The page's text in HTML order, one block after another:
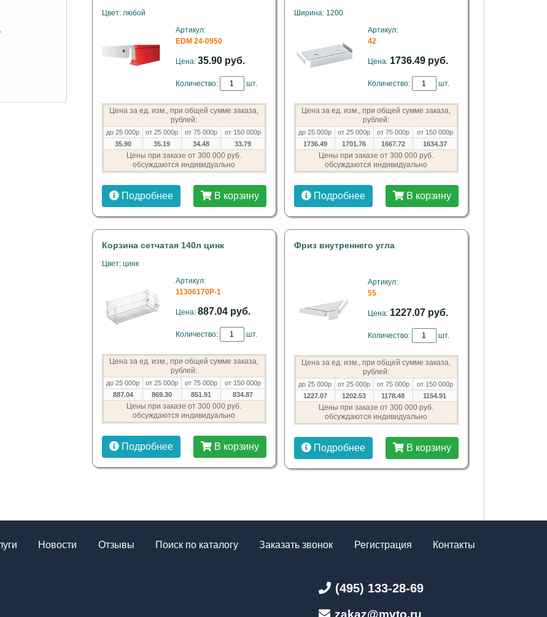
Цвет: любой
Артикул:
EDM 24-0950
Цена: 35.90 руб.
Количество: шт.
Цена за ед. изм., при общей сумме заказа,
рублей:
до 25 000р от 25 000р от 75 000р
от 150 000р
35.90
35.19 34.48 33.79
Цены при заказе от 300 000 руб.
обсуждаются индивидуально
Подробнее В корзину
Ширина: 1200
Артикул:
42
Цена: 1736.49 руб.
Количество: шт.
Цена за ед. изм., при общей сумме заказа,
рублей:
до 25 000р от 25 000р от 75 000р
от 150 000р
1736.49
1701.76 1667.72 1634.37
Цены при заказе от 300 000 руб.
обсуждаются индивидуально
Подробнее В корзину
Корзина сетчатая 140л цинк
Цвет: цинк
Артикул:
11306170P-1
Цена: 887.04 руб.
Количество: шт.
Цена за ед. изм., при общей сумме заказа,
рублей:
до 25 000р от 25 000р от 75 000р
от 150 000р
887.04
869.30 851.91 834.87
Цены при заказе от 300 000 руб.
обсуждаются индивидуально
Подробнее В корзину
Фриз внутреннего угла
Артикул:
55
Цена: 1227.07 руб.
Количество: шт.
Цена за ед. изм., при общей сумме заказа,
рублей:
до 25 000р от 25 000р от 75 000р
от 150 000р
1227.07
1202.53 1178.48 1154.91
Цены при заказе от 300 000 руб.
обсуждаются индивидуально
Подробнее В корзину
Новости Отзывы Поиск по каталогу Заказать звонок Регистрация Контакты
(495) 133-28-69
zakaz@mvto.ru